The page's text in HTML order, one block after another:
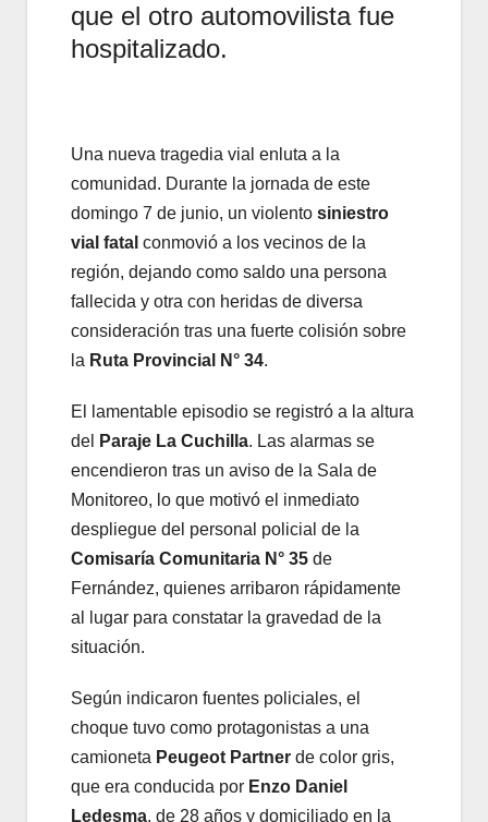
que el otro automovilista fue
hospitalizado.
Una nueva tragedia vial enluta a la
comunidad. Durante la jornada de este
domingo 7 de junio, un violento siniestro
vial fatal conmovió a los vecinos de la
región, dejando como saldo una persona
fallecida y otra con heridas de diversa
consideración tras una fuerte colisión sobre
la Ruta Provincial N° 34.
El lamentable episodio se registró a la altura
del
Paraje La Cuchilla. Las alarmas se
encendieron tras un aviso de la Sala de
Monitoreo, lo que motivó el inmediato
despliegue del personal policial de la
Comisaría Comunitaria N° 35 de
Fernández, quienes arribaron rápidamente
al lugar para constatar la gravedad de la
situación.
Según indicaron fuentes policiales, el
choque tuvo como protagonistas a una
camioneta Peugeot Partner de color gris,
que era conducida por Enzo Daniel
Ledesma, de 28 años y domiciliado en la